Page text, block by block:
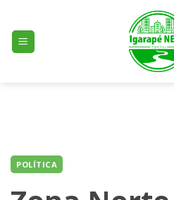
content
POLÍTICA